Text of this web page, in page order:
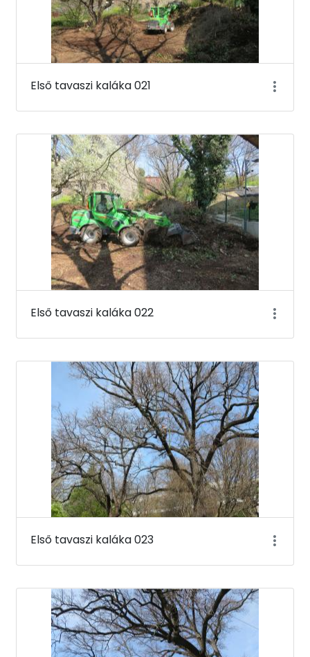
Első tavaszi kaláka 021
Első tavaszi kaláka 022
Első tavaszi kaláka 023